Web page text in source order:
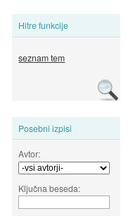
Hitre funkcije
seznam tem
Posebni izpisi
Avtor:
Ključna beseda: